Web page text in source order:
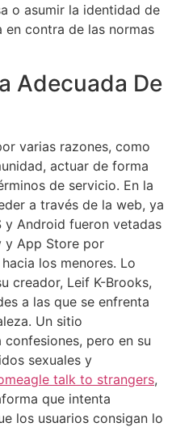
o asumir la identidad de
en contra de las normas
Adecuada De
varias razones, como
actuar de forma
de servicio. En la
a través de la web, ya
y Android fueron vetadas
y App Store por
los menores. Lo
creador, Leif K-Brooks,
a las que se enfrenta
Un sitio
pero en su
sexuales y
talk to strangers,
que intenta
los usuarios consigan lo